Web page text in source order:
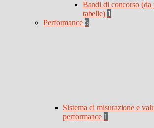
Bandi di concorso (da
tabelle) 1
Performance 5
Sistema di misurazione e
performance 1